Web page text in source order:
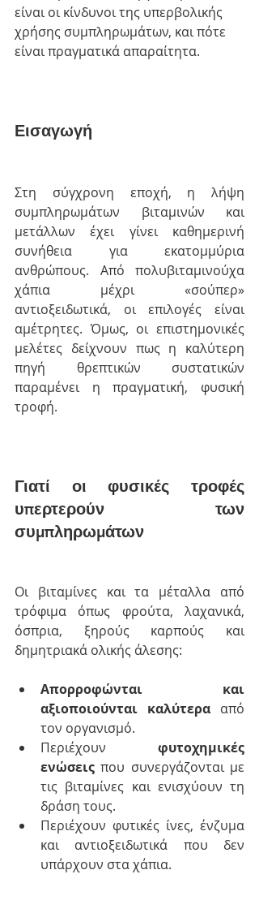
είναι οι κίνδυνοι της υπερβολικής
χρήσης συμπληρωμάτων, και πότε
είναι πραγματικά απαραίτητα.
Εισαγωγή
Στη σύγχρονη εποχή, η λήψη
συμπληρωμάτων βιταμινών και
μετάλλων έχει γίνει καθημερινή
συνήθεια για εκατομμύρια
ανθρώπους. Από πολυβιταμινούχα
χάπια μέχρι «σούπερ»
αντιοξειδωτικά, οι επιλογές είναι
αμέτρητες. Όμως, οι επιστημονικές
μελέτες δείχνουν πως η καλύτερη
πηγή θρεπτικών συστατικών
παραμένει η πραγματική, φυσική
τροφή.
Γιατί οι φυσικές τροφές
υπερτερούν των
συμπληρωμάτων
Οι βιταμίνες και τα μέταλλα από
τρόφιμα όπως φρούτα, λαχανικά,
όσπρια, ξηρούς καρπούς και
δημητριακά ολικής άλεσης:
Απορροφώνται και
αξιοποιούνται καλύτερα από
τον οργανισμό.
Περιέχουν φυτοχημικές
ενώσεις που συνεργάζονται με
τις βιταμίνες και ενισχύουν τη
δράση τους.
Περιέχουν φυτικές ίνες, ένζυμα
και αντιοξειδωτικά που δεν
υπάρχουν στα χάπια.